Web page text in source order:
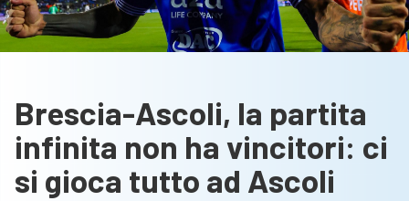
Brescia-Ascoli, la partita
infinita non ha vincitori: ci
si gioca tutto ad Ascoli